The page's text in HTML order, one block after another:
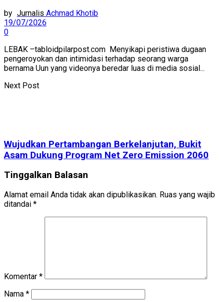
by
Achmad Khotib
19/07/2026
0
LEBAK –tabloidpilarpost.com Menyikapi peristiwa dugaan
pengeroyokan dan intimidasi terhadap seorang warga
bernama Uun yang videonya beredar luas di media sosial...
Next Post
Wujudkan Pertambangan Berkelanjutan, Bukit
Asam Dukung Program Net Zero Emission 2060
Tinggalkan Balasan
Alamat email Anda tidak akan dipublikasikan. Ruas yang wajib
ditandai *
Komentar *
Nama *